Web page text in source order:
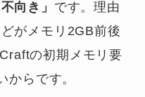
向き」 です。理由
がメモリ2GB前後
の初期メモリ要
からです。